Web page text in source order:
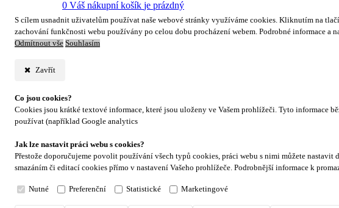
S cílem usnadnit uživatelům používat naše webové stránky využíváme cookies. Kliknutím na
zachování funkčnosti webu používány po celou dobu procházení webem. Podrobné informace a
Odmítnout vše Souhlasím
Zavřít
Co jsou cookies?
Cookies jsou krátké textové informace, které jsou uloženy ve Vašem prohlížeči. Tyto informace
používat (například Google analytics
Jak lze nastavit práci webu s cookies?
Přestože doporučujeme povolit používání všech typů cookies, práci webu s nimi můžete
smazáním či editací cookies přímo v nastavení Vašeho prohlížeče. Podrobnější informace k
Nutné Preferenční Statistické Marketingové
0 Váš nákupní košík je prázdný